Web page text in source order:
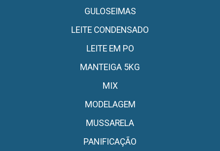
GULOSEIMAS
LEITE CONDENSADO
LEITE EM PO
MANTEIGA 5KG
MIX
MODELAGEM
MUSSARELA
PANIFICAÇÃO